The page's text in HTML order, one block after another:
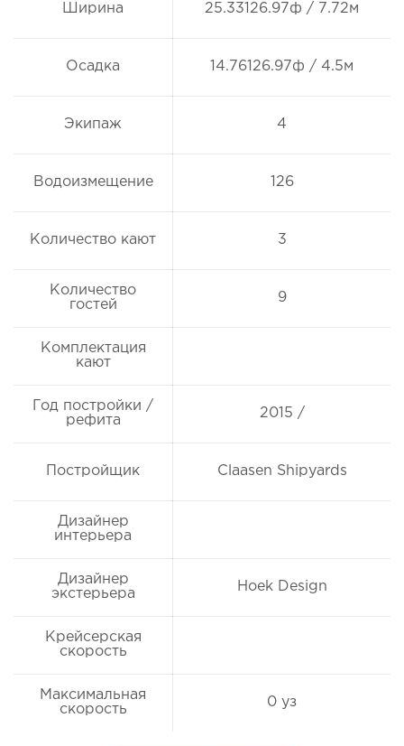
Ширина 25.33126.97ф / 7.72м
Осадка 14.76126.97ф / 4.5м
Экипаж 4
Водоизмещение 126
Количество кают 3
Количество
гостей
9
Комплектация
кают
Год постройки /
рефита
2015 /
Постройщик Claasen Shipyards
Дизайнер
интерьера
Дизайнер
экстерьера
Hoek Design
Крейсерская
скорость
Максимальная
скорость
0 уз